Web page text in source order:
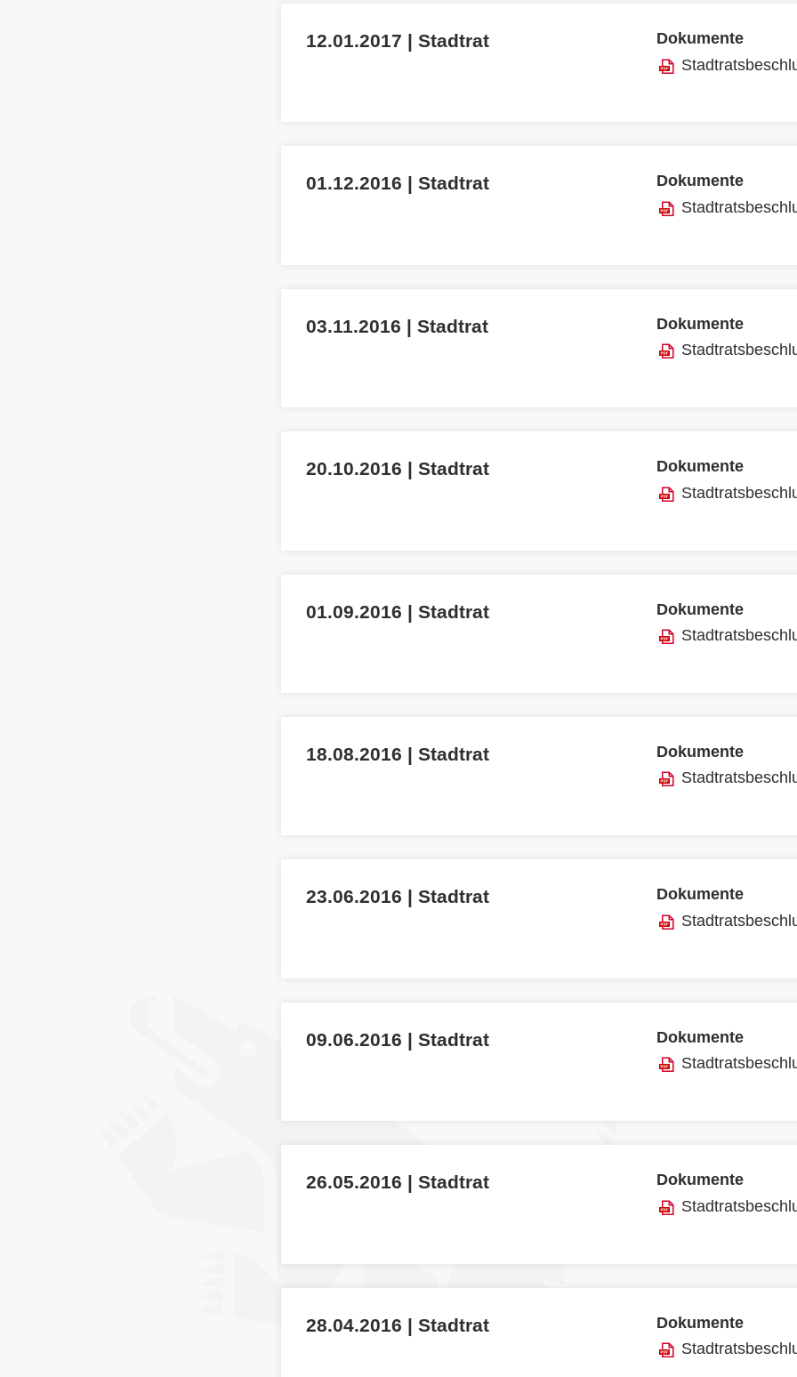
12.01.2017 | Stadtrat
Dokumente
01.12.2016 | Stadtrat
Dokumente
03.11.2016 | Stadtrat
Dokumente
20.10.2016 | Stadtrat
Dokumente
01.09.2016 | Stadtrat
Dokumente
18.08.2016 | Stadtrat
Dokumente
23.06.2016 | Stadtrat
Dokumente
09.06.2016 | Stadtrat
Dokumente
26.05.2016 | Stadtrat
Dokumente
28.04.2016 | Stadtrat
Dokumente